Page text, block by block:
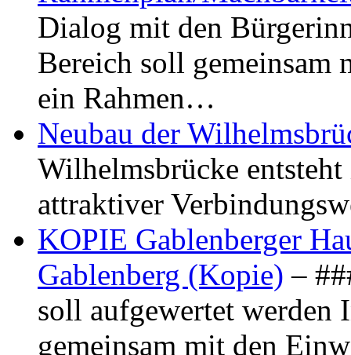
Dialog mit den
Bereich soll gemeinsam
ein Rahmen…
Neubau der
Wilhelmsbrücke
attraktiver
KOPIE Gablenberger
Gablenberg (Kopie) –
soll aufgewertet werden
gemeinsam mit den